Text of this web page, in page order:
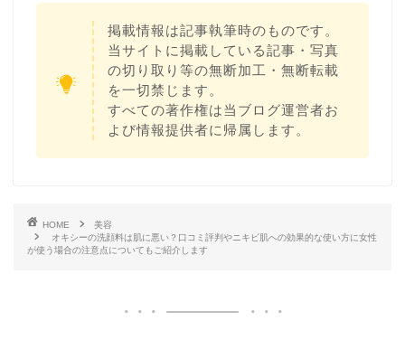
掲載情報は記事執筆時のものです。
当サイトに掲載している記事・写真
の切り取り等の無断加工・無断転載
を一切禁じます。
すべての著作権は当ブログ運営者お
よび情報提供者に帰属します。
HOME
美容
オキシーの洗顔料は肌に悪い？口コミ評判やニキビ肌への効果的な使い方に女性
が使う場合の注意点についてもご紹介します